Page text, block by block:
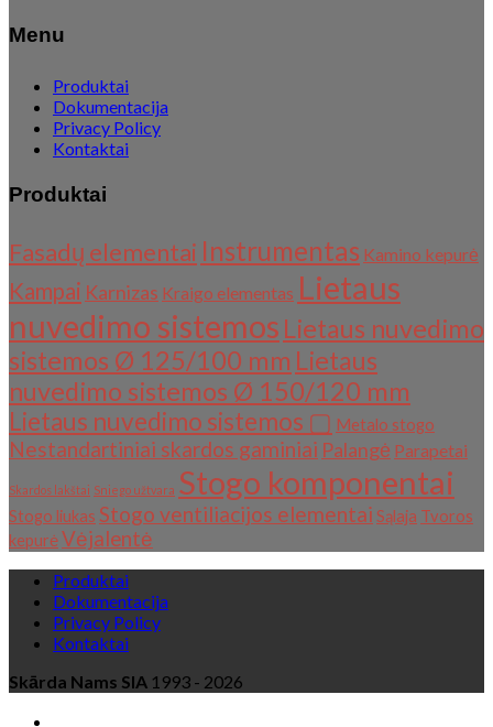
Menu
Produktai
Dokumentacija
Privacy Policy
Kontaktai
Produktai
Fasadų elementai Instrumentas Kamino kepurė
Kampai Karnizas Kraigo elementas Lietaus
nuvedimo sistemos Lietaus nuvedimo
sistemos Ø 125/100 mm Lietaus
nuvedimo sistemos Ø 150/120 mm
Lietaus nuvedimo sistemos ▢ Metalo stogo
Nestandartiniai skardos gaminiai Palangė Parapetai
Skardos lakštai Sniego užtvara Stogo komponentai
Stogo liukas Stogo ventiliacijos elementai Sąlaja Tvoros
kepurėVėjalentė
Produktai
Dokumentacija
Privacy Policy
Kontaktai
Skārda Nams SIA 1993 - 2026